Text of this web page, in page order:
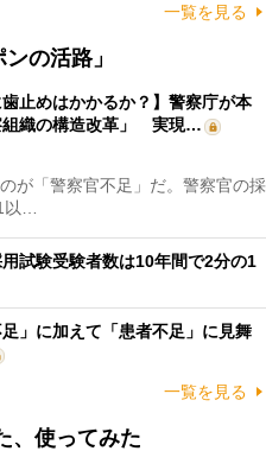
一覧を見る
の活路」
歯止めはかかるか？】警察庁が本
組織の構造改革」 実現…
が「警察官不足」だ。警察官の採
…
試験受験者数は10年間で2分の1
」に加えて「患者不足」に見舞
一覧を見る
、使ってみた